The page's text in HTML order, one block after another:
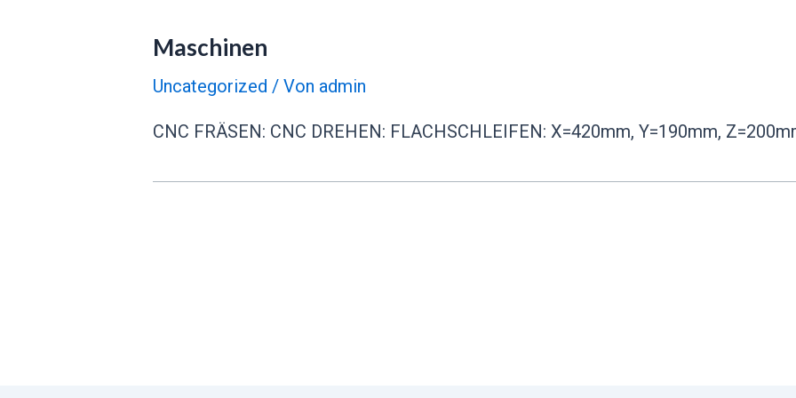
Maschinen
Uncategorized / Von admin
CNC FRÄSEN: CNC DREHEN: FLACHSCHLEIFEN: X=420mm, Y=190mm,